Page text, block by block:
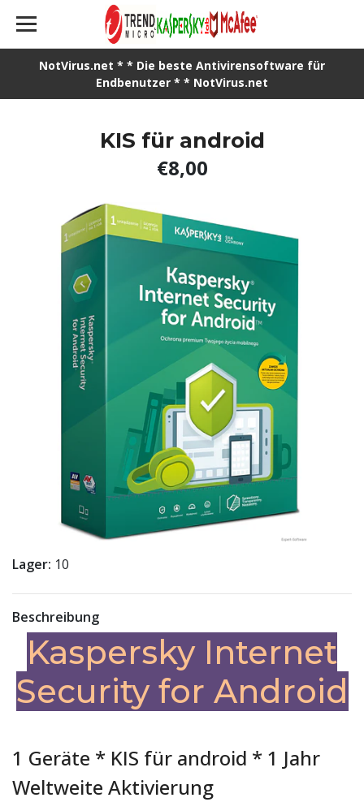
NotVirus.net * * Die beste Antivirensoftware für
Endbenutzer * * NotVirus.net
KIS für android
€8,00
Lager: 10
Beschreibung
Kaspersky Internet
Security for Android
1 Geräte * KIS für android * 1 Jahr
Weltweite Aktivierung